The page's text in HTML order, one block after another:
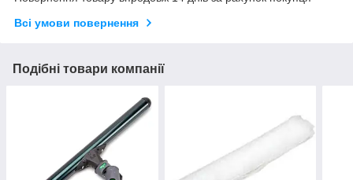
Всі умови повернення
Подібні товари компанії